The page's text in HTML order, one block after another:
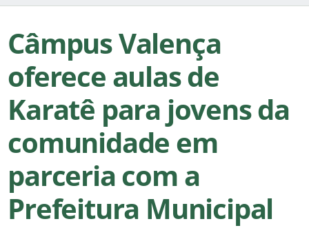
Câmpus Valença
oferece aulas de
Karatê para jovens da
comunidade em
parceria com a
Prefeitura Municipal